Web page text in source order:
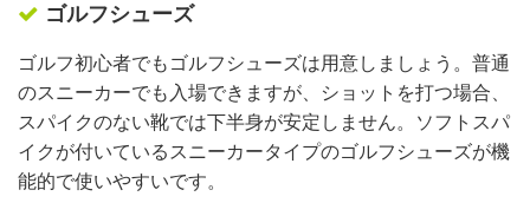
ゴルフシューズ
ゴルフ初心者でもゴルフシューズは用意しましょう。普通
のスニーカーでも入場できますが、ショットを打つ場合、
スパイクのない靴では下半身が安定しません。ソフトスパ
イクが付いているスニーカータイプのゴルフシューズが機
能的で使いやすいです。